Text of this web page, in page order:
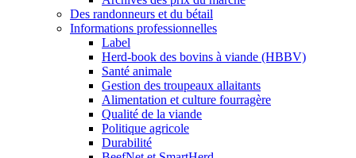
Des randonneurs et du bétail
Informations professionnelles
Label
Herd-book des bovins à viande (HBBV)
Santé animale
Gestion des troupeaux allaitants
Alimentation et culture fourragère
Qualité de la viande
Politique agricole
Durabilité